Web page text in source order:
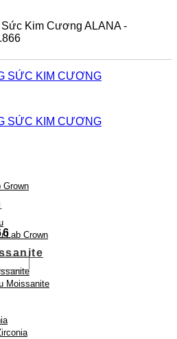
Kim Cương ALANA -
Grown
Lab Crown
Moissanite